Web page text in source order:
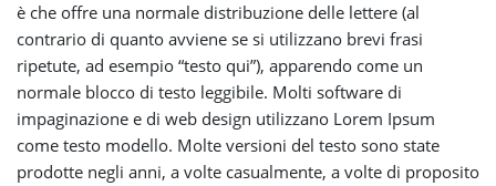
è che offre una normale distribuzione delle lettere (al
contrario di quanto avviene se si utilizzano brevi frasi
ripetute, ad esempio “testo qui”), apparendo come un
normale blocco di testo leggibile. Molti software di
impaginazione e di web design utilizzano Lorem Ipsum
come testo modello. Molte versioni del testo sono state
prodotte negli anni, a volte casualmente, a volte di proposito